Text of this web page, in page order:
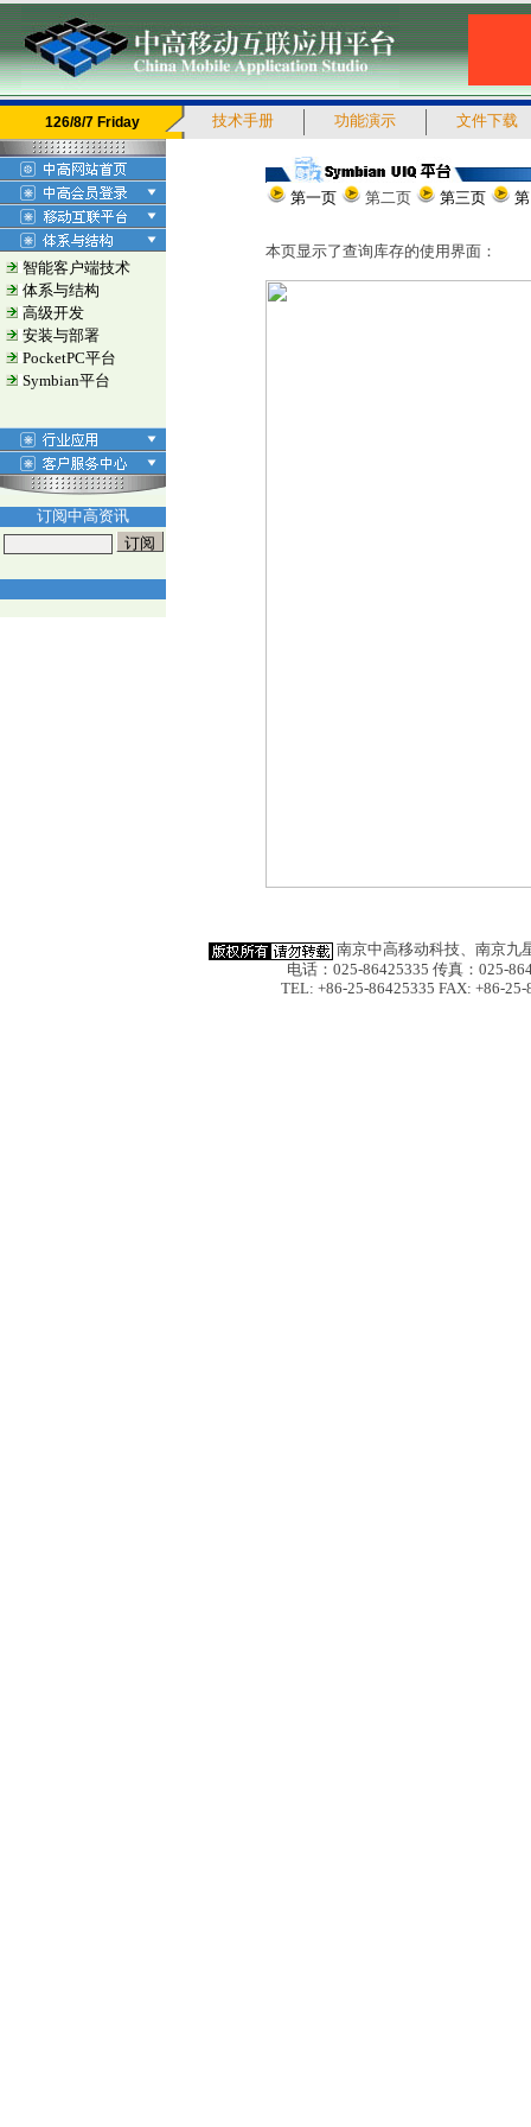
126/8/7 Friday 技术手册 功能演示 文件下载
智能客户端技术
体系与结构
高级开发
安装与部署
PocketPC平台
Symbian平台
订阅中高资讯
第一页 第二页 第三页
本页显示了查询库存的使用界面：
南京中高移动科技、南京九
电话：025-86425335 传真：025-
TEL: +86-25-86425335 FAX: +86-